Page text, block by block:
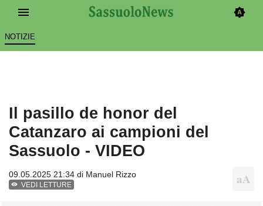
NOTIZIE
Il pasillo de honor del
Catanzaro ai campioni del
Sassuolo - VIDEO
09.05.2025 21:34 di Manuel Rizzo
VEDI LETTURE